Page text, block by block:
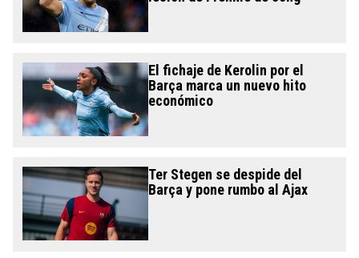
El fichaje de Kerolin por el
Barça marca un nuevo hito
económico
Ter Stegen se despide del
Barça y pone rumbo al Ajax